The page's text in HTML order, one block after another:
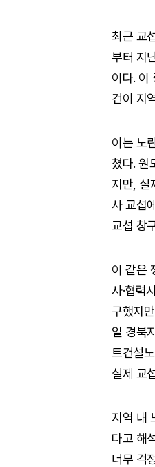
최근 교
부터 지
이다. 이
건이 지
이는 노
쳤다. 원
지만, 실
사 교섭
교섭 창
이 같은
사·협력
구했지
일 경북
트건설
실제 교
지역 내
다고 해
너무 걱